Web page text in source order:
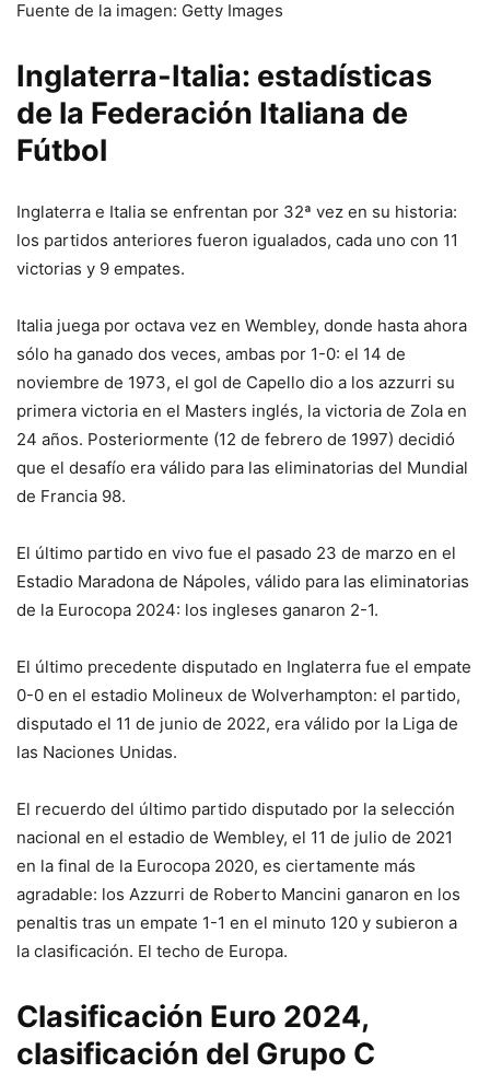
Fuente de la imagen: Getty Images
Inglaterra-Italia: estadísticas
de la Federación Italiana de
Fútbol
Inglaterra e Italia se enfrentan por 32ª vez en su historia:
los partidos anteriores fueron igualados, cada uno con 11
victorias y 9 empates.
Italia juega por octava vez en Wembley, donde hasta ahora
sólo ha ganado dos veces, ambas por 1-0: el 14 de
noviembre de 1973, el gol de Capello dio a los azzurri su
primera victoria en el Masters inglés, la victoria de Zola en
24 años. Posteriormente (12 de febrero de 1997) decidió
que el desafío era válido para las eliminatorias del Mundial
de Francia 98.
El último partido en vivo fue el pasado 23 de marzo en el
Estadio Maradona de Nápoles, válido para las eliminatorias
de la Eurocopa 2024: los ingleses ganaron 2-1.
El último precedente disputado en Inglaterra fue el empate
0-0 en el estadio Molineux de Wolverhampton: el partido,
disputado el 11 de junio de 2022, era válido por la Liga de
las Naciones Unidas.
El recuerdo del último partido disputado por la selección
nacional en el estadio de Wembley, el 11 de julio de 2021
en la final de la Eurocopa 2020, es ciertamente más
agradable: los Azzurri de Roberto Mancini ganaron en los
penaltis tras un empate 1-1 en el minuto 120 y subieron a
la clasificación. El techo de Europa.
Clasificación Euro 2024,
clasificación del Grupo C